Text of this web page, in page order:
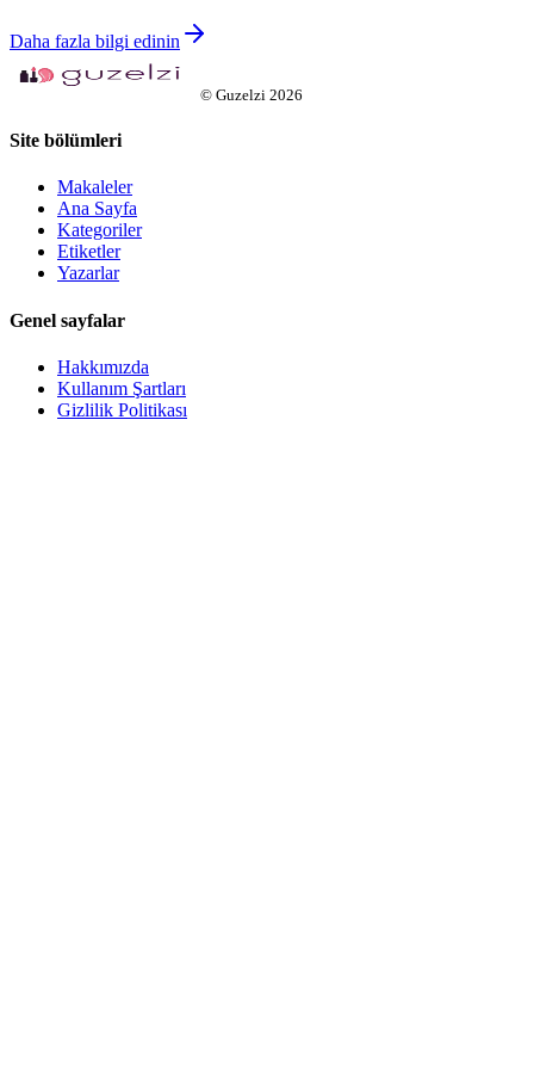
Daha fazla bilgi edinin
© Guzelzi 2026
Site bölümleri
Makaleler
Ana Sayfa
Kategoriler
Etiketler
Yazarlar
Genel sayfalar
Hakkımızda
Kullanım Şartları
Gizlilik Politikası